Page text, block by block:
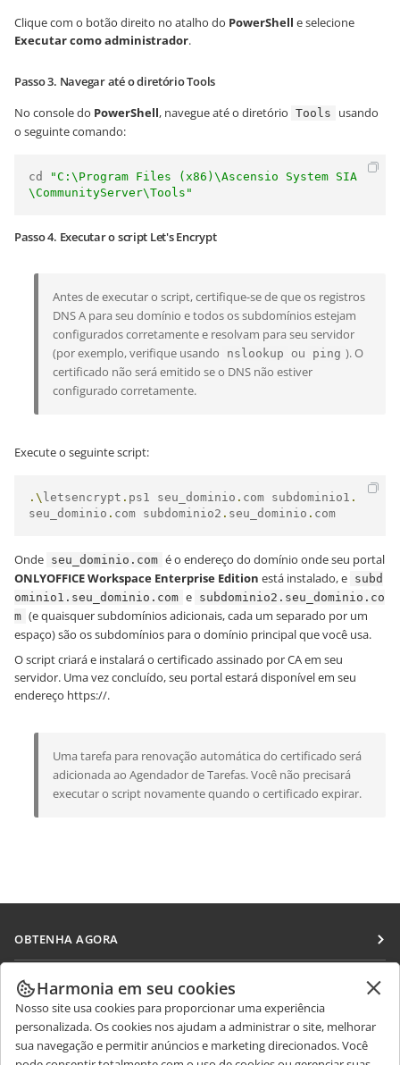
Clique com o botão direito no atalho do PowerShell e selecione
Executar como administrador.
Passo 3. Navegar até o diretório Tools
No console do PowerShell, navegue até o diretório Tools
usando
o seguinte comando:
cd
"C:\Program Files (x86)\Ascensio System SIA
\CommunityServer\Tools"
Passo 4. Executar o script Let's Encrypt
Antes de executar o script, certifique-se de que os registros
DNS A para seu domínio e todos os subdomínios estejam
configurados corretamente e resolvam para seu servidor
(por exemplo, verifique usando
nslookup ou ping ). O
certificado não será emitido se o DNS não estiver
configurado corretamente.
Execute o seguinte script:
.\ letsencrypt . ps1 seu_dominio . com subdominio1 .
seu_dominio . com subdominio2 . seu_dominio . com
Onde seu_dominio.com é o endereço do domínio onde seu portal
ONLYOFFICE Workspace Enterprise Edition está instalado, e subd
ominio1.seu_dominio.com e subdominio2.seu_dominio.co
m (e quaisquer subdomínios adicionais, cada um separado por um
espaço) são os subdomínios para o domínio principal que você usa.
O script criará e instalará o certificado assinado por CA em seu
servidor. Uma vez concluído, seu portal estará disponível em seu
endereço https://.
Uma tarefa para renovação automática do certificado será
adicionada ao Agendador de Tarefas. Você não precisará
executar o script novamente quando o certificado expirar.
OBTENHA AGORA
Docs
DocSpace
Workspace
Conectores
COLABORAR
Para colaboradores
Para tradutores
RECEBA NOTÍCIAS
Blog
Harmonia em seu cookies
Nosso site usa cookies para proporcionar uma experiência
personalizada. Os cookies nos ajudam a administrar o site, melhorar
sua navegação e permitir anúncios e marketing direcionados. Você